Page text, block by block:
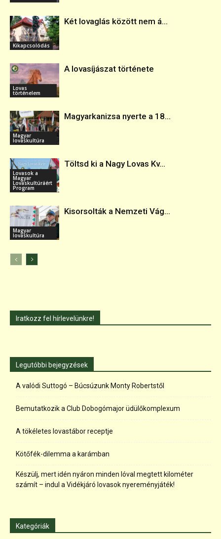
Kikapcsolódás
Két lovaglás között nem á...
Lovas
történelem
A lovasíjászat története
Magyar
lovaskultúra
Magyarkanizsa nyerte a 18...
Lovasok a
Magyar
Lovaskultúráért
Program
Töltsd ki a Nagy Lovas Kv...
Magyar
lovaskultúra
Kisorsolták a Nemzeti Vág...
Iratkozz fel hírlevelünkre!
Legutóbbi bejegyzések
A valódi Suttogó – Búcsúzunk Monty Robertstől
Bemutatkozik a Club Dobogómajor üdülőkomplexum
A tökéletes lovastábor receptje
Kötőfék-dilemma a karámban
Készülj, mert idén nyáron minden lóval megtett kilométer
számít – indul a Vidékjáró lovasok nyereményjáték!
Kategóriák